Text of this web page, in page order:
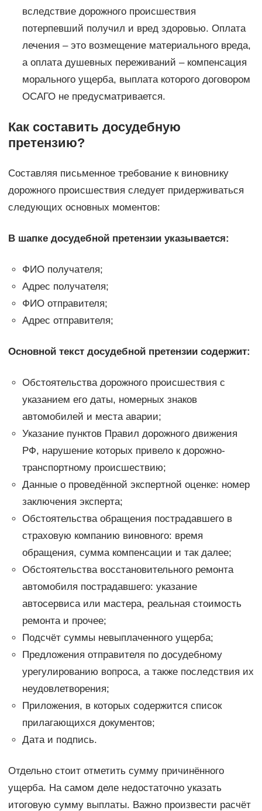
вследствие дорожного происшествия
потерпевший получил и вред здоровью. Оплата
лечения – это возмещение материального вреда,
а оплата душевных переживаний – компенсация
морального ущерба, выплата которого договором
ОСАГО не предусматривается.
Как составить досудебную
претензию?
Составляя письменное требование к виновнику
дорожного происшествия следует придерживаться
следующих основных моментов:
В шапке досудебной претензии указывается:
ФИО получателя;
Адрес получателя;
ФИО отправителя;
Адрес отправителя;
Основной текст досудебной претензии содержит:
Обстоятельства дорожного происшествия с
указанием его даты, номерных знаков
автомобилей и места аварии;
Указание пунктов Правил дорожного движения
РФ, нарушение которых привело к дорожно-
транспортному происшествию;
Данные о проведённой экспертной оценке: номер
заключения эксперта;
Обстоятельства обращения пострадавшего в
страховую компанию виновного: время
обращения, сумма компенсации и так далее;
Обстоятельства восстановительного ремонта
автомобиля пострадавшего: указание
автосервиса или мастера, реальная стоимость
ремонта и прочее;
Подсчёт суммы невыплаченного ущерба;
Предложения отправителя по досудебному
урегулированию вопроса, а также последствия их
неудовлетворения;
Приложения, в которых содержится список
прилагающихся документов;
Дата и подпись.
Отдельно стоит отметить сумму причинённого
ущерба. На самом деле недостаточно указать
итоговую сумму выплаты. Важно произвести расчёт